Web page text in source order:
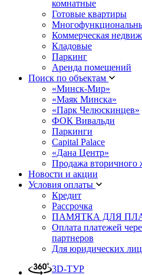
комнатные
Готовые квартиры
Коммерческая
Кладовые
Паркинг
Аренда помещений
Поиск по объектам
«Минск-Мир»
«Маяк Минска»
«Парк Челюскинцев»
ФОК Вивальди
Паркинги
Capital Palace
«Дана Центр»
Продажа вторичного
Новости и акции
Условия оплаты
Кредит
Рассрочка
ПАМЯТКА ДЛЯ
Оплата платежей
партнеров
Для юридических лиц
3D-ТУР